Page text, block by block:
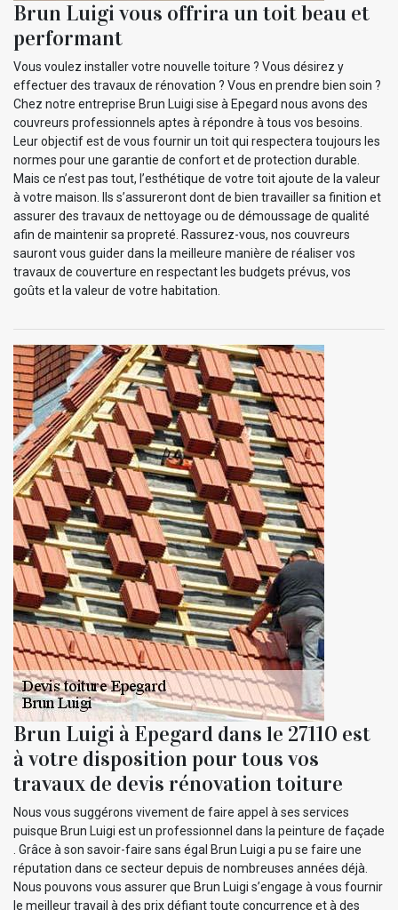
Brun Luigi vous offrira un toit beau et
performant
Vous voulez installer votre nouvelle toiture ? Vous désirez y
effectuer des travaux de rénovation ? Vous en prendre bien soin ?
Chez notre entreprise Brun Luigi sise à Epegard nous avons des
couvreurs professionnels aptes à répondre à tous vos besoins.
Leur objectif est de vous fournir un toit qui respectera toujours les
normes pour une garantie de confort et de protection durable.
Mais ce n’est pas tout, l’esthétique de votre toit ajoute de la valeur
à votre maison. Ils s’assureront dont de bien travailler sa finition et
assurer des travaux de nettoyage ou de démoussage de qualité
afin de maintenir sa propreté. Rassurez-vous, nos couvreurs
sauront vous guider dans la meilleure manière de réaliser vos
travaux de couverture en respectant les budgets prévus, vos
goûts et la valeur de votre habitation.
Brun Luigi à Epegard dans le 27110 est
à votre disposition pour tous vos
travaux de devis rénovation toiture
Nous vous suggérons vivement de faire appel à ses services
puisque Brun Luigi est un professionnel dans la peinture de façade
. Grâce à son savoir-faire sans égal Brun Luigi a pu se faire une
réputation dans ce secteur depuis de nombreuses années déjà.
Nous pouvons vous assurer que Brun Luigi s’engage à vous fournir
le meilleur travail à des prix défiant toute concurrence et à des